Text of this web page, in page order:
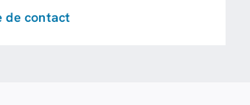
de contact